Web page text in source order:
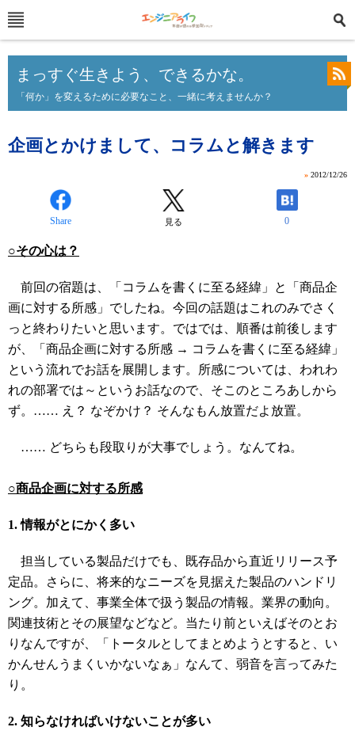
まっすぐ生きよう、できるかな。
「何か」を変えるために必要なこと、一緒に考えませんか？
企画とかけまして、コラムと解きます
» 2012/12/26
Share 見る 0
○その心は？
前回の宿題は、「コラムを書くに至る経緯」と「商品企
画に対する所感」でしたね。今回の話題はこれのみでさく
っと終わりたいと思います。ではでは、順番は前後します
が、「商品企画に対する所感 → コラムを書くに至る経緯」
という流れでお話を展開します。所感については、われわ
れの部署では～というお話なので、そこのところあしから
ず。…… え？ なぞかけ？ そんなもん放置だよ放置。
…… どちらも段取りが大事でしょう。なんてね。
○商品企画に対する所感
1. 情報がとにかく多い
担当している製品だけでも、既存品から直近リリース予
定品。さらに、将来的なニーズを見据えた製品のハンドリ
ング。加えて、事業全体で扱う製品の情報。業界の動向。
関連技術とその展望などなど。当たり前といえばそのとお
りなんですが、「トータルとしてまとめようとすると、い
かんせんうまくいかないなぁ」なんて、弱音を言ってみた
り。
2. 知らなければいけないことが多い